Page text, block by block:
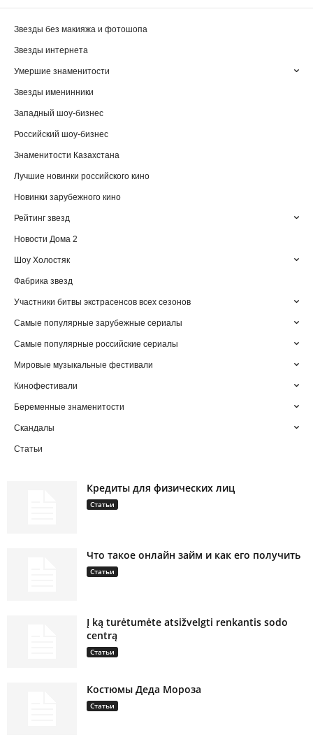
Звезды без макияжа и фотошопа
Звезды интернета
Умершие знаменитости
Звезды именинники
Западный шоу-бизнес
Российский шоу-бизнес
Знаменитости Казахстана
Лучшие новинки российского кино
Новинки зарубежного кино
Рейтинг звезд
Новости Дома 2
Шоу Холостяк
Фабрика звезд
Участники битвы экстрасенсов всех сезонов
Самые популярные зарубежные сериалы
Самые популярные российские сериалы
Мировые музыкальные фестивали
Кинофестивали
Беременные знаменитости
Скандалы
Статьи
Кредиты для физических лиц
Статьи
Что такое онлайн займ и как его получить
Статьи
Į ką turėtumėte atsižvelgti renkantis sodo
centrą
Статьи
Костюмы Деда Мороза
Статьи